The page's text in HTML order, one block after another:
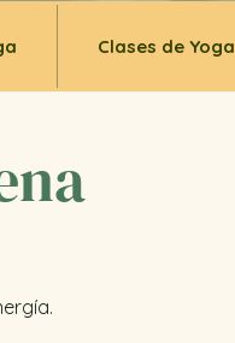
Clases de Yoga